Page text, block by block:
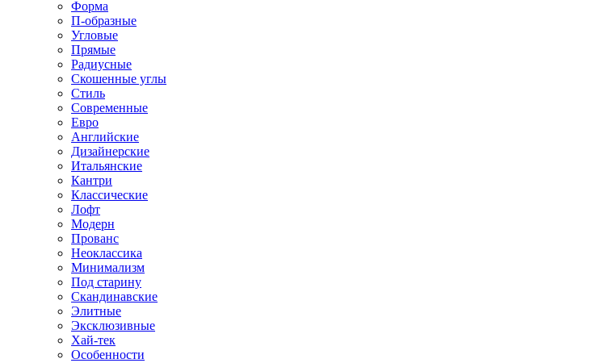
Форма
П-образные
Угловые
Прямые
Радиусные
Скошенные углы
Стиль
Современные
Евро
Английские
Дизайнерские
Итальянские
Кантри
Классические
Лофт
Модерн
Прованс
Неоклассика
Минимализм
Под старину
Скандинавские
Элитные
Эксклюзивные
Хай-тек
Особенности